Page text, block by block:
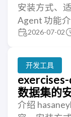
安装方式、
Agent 功能介
2026-07-02
开发工具
数据集的
介绍